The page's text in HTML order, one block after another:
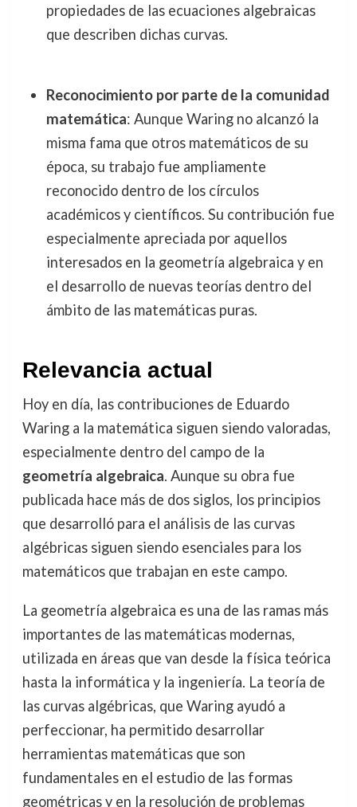
propiedades de las ecuaciones algebraicas
que describen dichas curvas.
Reconocimiento por parte de la comunidad
matemática: Aunque Waring no alcanzó la
misma fama que otros matemáticos de su
época, su trabajo fue ampliamente
reconocido dentro de los círculos
académicos y científicos. Su contribución fue
especialmente apreciada por aquellos
interesados en la geometría algebraica y en
el desarrollo de nuevas teorías dentro del
ámbito de las matemáticas puras.
Relevancia actual
Hoy en día, las contribuciones de Eduardo
Waring a la matemática siguen siendo valoradas,
especialmente dentro del campo de la
geometría algebraica. Aunque su obra fue
publicada hace más de dos siglos, los principios
que desarrolló para el análisis de las curvas
algébricas siguen siendo esenciales para los
matemáticos que trabajan en este campo.
La geometría algebraica es una de las ramas más
importantes de las matemáticas modernas,
utilizada en áreas que van desde la física teórica
hasta la informática y la ingeniería. La teoría de
las curvas algébricas, que Waring ayudó a
perfeccionar, ha permitido desarrollar
herramientas matemáticas que son
fundamentales en el estudio de las formas
geométricas y en la resolución de problemas